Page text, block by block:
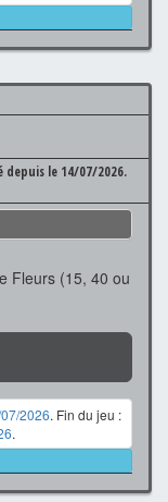
depuis le 14/07/2026.
Fleurs (15, 40 ou
2026. Fin du jeu :
.